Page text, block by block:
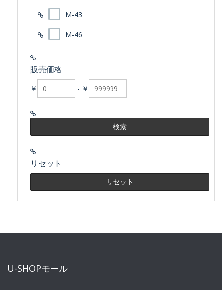
M-43
M-46
販売価格
￥ - ￥
リセット
U-SHOPモール